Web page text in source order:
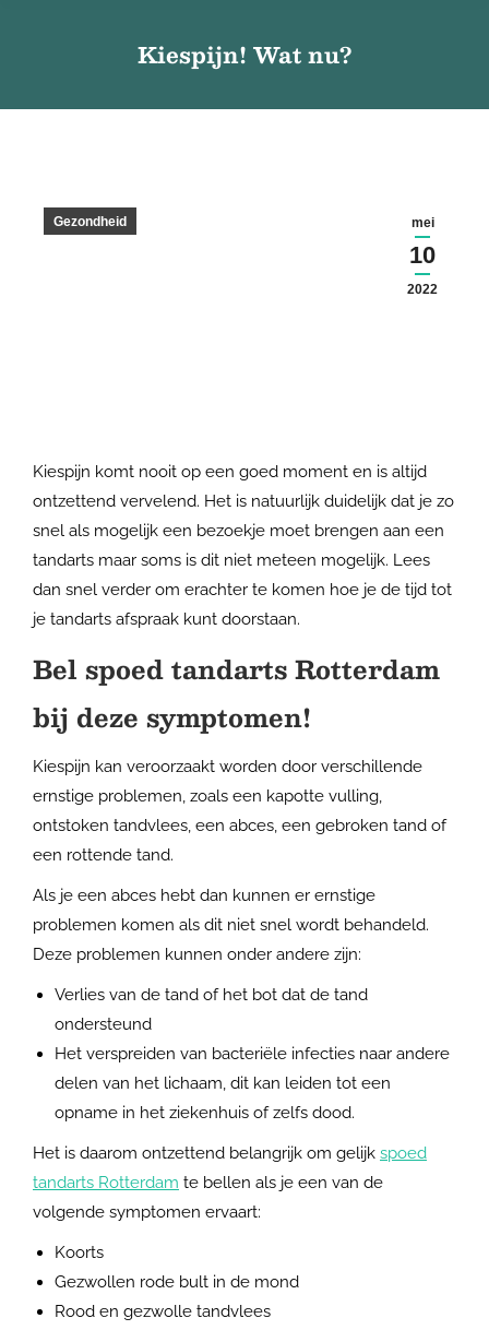
Kiespijn! Wat nu?
mei
10
2022
Gezondheid
Kiespijn komt nooit op een goed moment en is altijd
ontzettend vervelend. Het is natuurlijk duidelijk dat je zo
snel als mogelijk een bezoekje moet brengen aan een
tandarts maar soms is dit niet meteen mogelijk. Lees
dan snel verder om erachter te komen hoe je de tijd tot
je tandarts afspraak kunt doorstaan.
Bel spoed tandarts Rotterdam
bij deze symptomen!
Kiespijn kan veroorzaakt worden door verschillende
ernstige problemen, zoals een kapotte vulling,
ontstoken tandvlees, een abces, een gebroken tand of
een rottende tand.
Als je een abces hebt dan kunnen er ernstige
problemen komen als dit niet snel wordt behandeld.
Deze problemen kunnen onder andere zijn:
Verlies van de tand of het bot dat de tand
ondersteund
Het verspreiden van bacteriële infecties naar andere
delen van het lichaam, dit kan leiden tot een
opname in het ziekenhuis of zelfs dood.
Het is daarom ontzettend belangrijk om gelijk spoed
tandarts Rotterdam te bellen als je een van de
volgende symptomen ervaart:
Koorts
Gezwollen rode bult in de mond
Rood en gezwolle tandvlees